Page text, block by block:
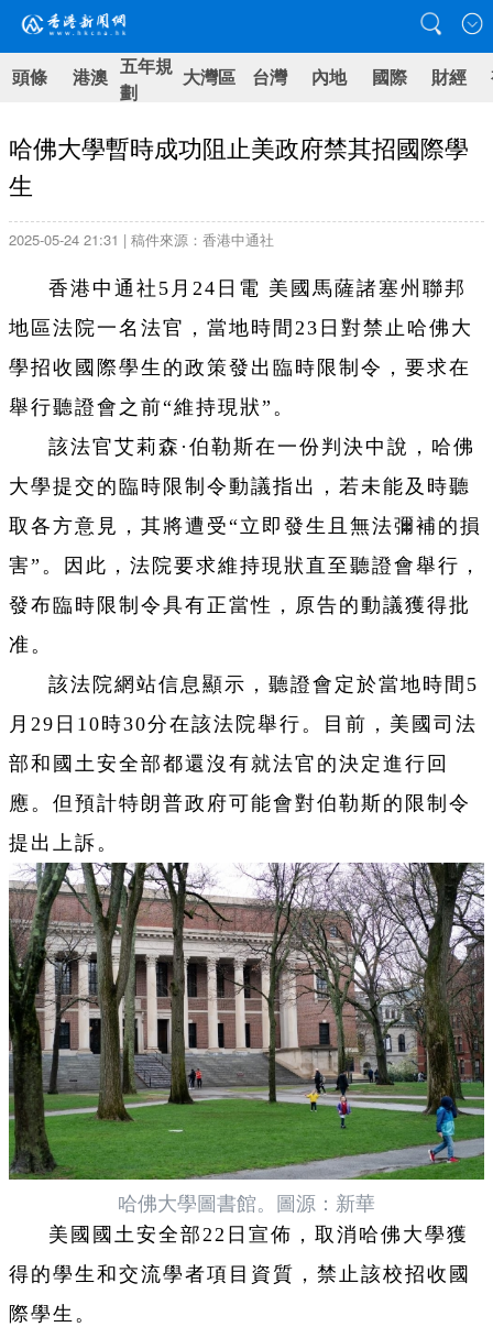
頭條 港澳 五年規
劃
大灣區 台灣 內地 國際 財經
哈佛大學暫時成功阻止美政府禁其招國際學
生
2025-05-24 21:31 | 稿件來源：香港中通社
香港中通社5月24日電 美國馬薩諸塞州聯邦
地區法院一名法官，當地時間23日對禁止哈佛大
學招收國際學生的政策發出臨時限制令，要求在
舉行聽證會之前“維持現狀”。
該法官艾莉森·伯勒斯在一份判決中說，哈佛
大學提交的臨時限制令動議指出，若未能及時聽
取各方意見，其將遭受“立即發生且無法彌補的損
害”。因此，法院要求維持現狀直至聽證會舉行，
發布臨時限制令具有正當性，原告的動議獲得批
准。
該法院網站信息顯示，聽證會定於當地時間5
月29日10時30分在該法院舉行。目前，美國司法
部和國土安全部都還沒有就法官的決定進行回
應。但預計特朗普政府可能會對伯勒斯的限制令
提出上訴。
哈佛大學圖書館。圖源：新華
美國國土安全部22日宣佈，取消哈佛大學獲
得的學生和交流學者項目資質，禁止該校招收國
際學生。